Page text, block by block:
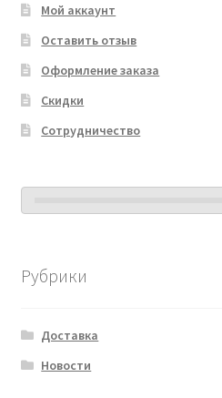
Мой аккаунт
Оставить отзыв
Оформление заказа
Скидки
Сотрудничество
Рубрики
Доставка
Новости